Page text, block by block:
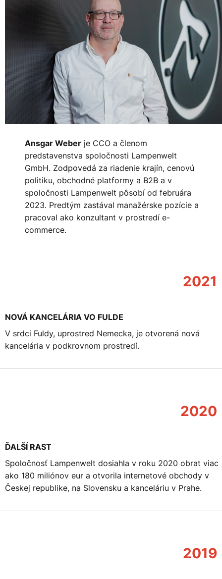
Ansgar Weber je CCO a členom
predstavenstva spoločnosti Lampenwelt
GmbH. Zodpovedá za riadenie krajín, cenovú
politiku, obchodné platformy a B2B a v
spoločnosti Lampenwelt pôsobí od februára
2023. Predtým zastával manažérske pozície a
pracoval ako konzultant v prostredí e-
commerce.
2021
NOVÁ KANCELÁRIA VO FULDE
V srdci Fuldy, uprostred Nemecka, je otvorená nová
kancelária v podkrovnom prostredí.
2020
ĎALŠÍ RAST
Spoločnosť Lampenwelt dosiahla v roku 2020 obrat viac
ako 180 miliónov eur a otvorila internetové obchody v
Českej republike, na Slovensku a kanceláriu v Prahe.
2019